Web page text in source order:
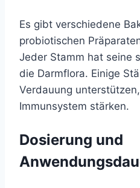
Es gibt verschiedene
probiotischen
Jeder Stamm hat seine
die Darmflora. Einige
Verdauung
Immunsystem stärken.
Dosierung und